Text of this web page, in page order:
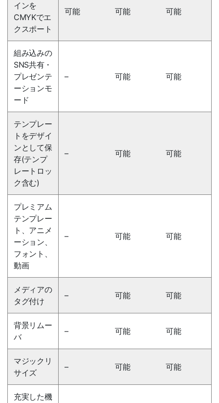
インを
CMYKでエ
クスポート
可能 可能 可能
組み込みの
SNS共有・
プレゼンテ
ーションモ
ード
– 可能 可能
テンプレー
トをデザイ
ンとして保
存(テンプ
レートロッ
ク含む)
– 可能 可能
プレミアム
テンプレー
ト、アニメ
ーション、
フォント、
動画
– 可能 可能
メディアの
タグ付け
– 可能 可能
背景リムー
バ
– 可能 可能
マジックリ
サイズ
– 可能 可能
充実した機